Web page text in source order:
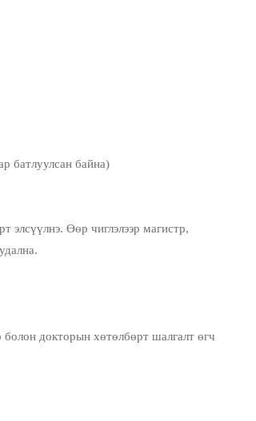
батлуулсан байна)
Өөр чиглэлээр магистр,
докторын хөтөлбөрт шалгалт өгч